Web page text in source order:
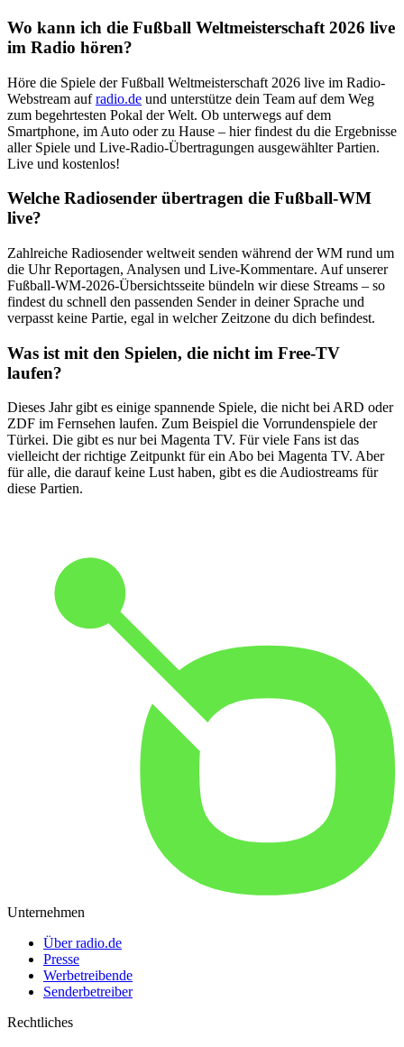
Wo kann ich die Fußball Weltmeisterschaft 2026 live
im Radio hören?
Höre die Spiele der Fußball Weltmeisterschaft 2026 live im Radio-
Webstream aufradio.de und unterstütze dein Team auf dem Weg
zum begehrtesten Pokal der Welt. Ob unterwegs auf dem
Smartphone, im Auto oder zu Hause – hier findest du die Ergebnisse
aller Spiele und Live-Radio-Übertragungen ausgewählter Partien.
Live und kostenlos!
Welche Radiosender übertragen die Fußball-WM
live?
Zahlreiche Radiosender weltweit senden während der WM rund um
die Uhr Reportagen, Analysen und Live-Kommentare. Auf unserer
Fußball-WM-2026-Übersichtsseite bündeln wir diese Streams – so
findest du schnell den passenden Sender in deiner Sprache und
verpasst keine Partie, egal in welcher Zeitzone du dich befindest.
Was ist mit den Spielen, die nicht im Free-TV
laufen?
Dieses Jahr gibt es einige spannende Spiele, die nicht bei ARD oder
ZDF im Fernsehen laufen. Zum Beispiel die Vorrundenspiele der
Türkei. Die gibt es nur bei Magenta TV. Für viele Fans ist das
vielleicht der richtige Zeitpunkt für ein Abo bei Magenta TV. Aber
für alle, die darauf keine Lust haben, gibt es die Audiostreams für
diese Partien.
Unternehmen
Über radio.de
Presse
Werbetreibende
Senderbetreiber
Rechtliches